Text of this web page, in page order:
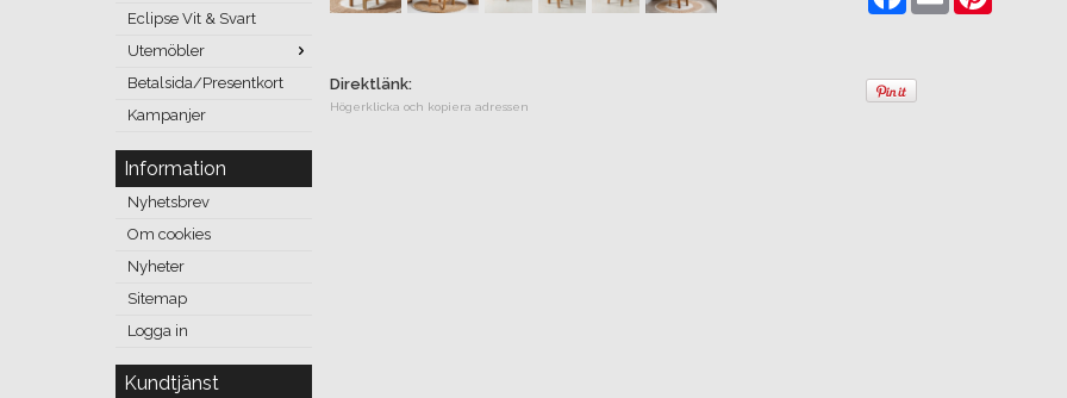
Eclipse Vit & Svart
Utemöbler
Betalsida/Presentkort
Kampanjer
Information
Nyhetsbrev
Om cookies
Nyheter
Sitemap
Logga in
Kundtjänst
Direktlänk:
Högerklicka och kopiera adressen